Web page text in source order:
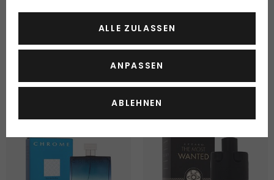
50 ml|100 ml
Lieferbar 2 Varianten
ab 48.15 Fr.
100 ml
19.30 Fr.
ALLE ZULASSEN
ANPASSEN
ABLEHNEN